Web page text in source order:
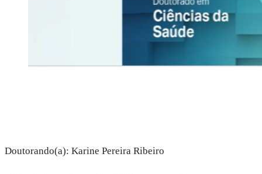
Doutorando(a): Karine Pereira Ribeiro